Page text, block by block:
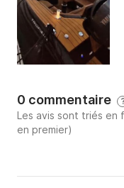
Réservez dès
mer et vivez l’été
0 commentaire
Les avis sont triés en
en premier)